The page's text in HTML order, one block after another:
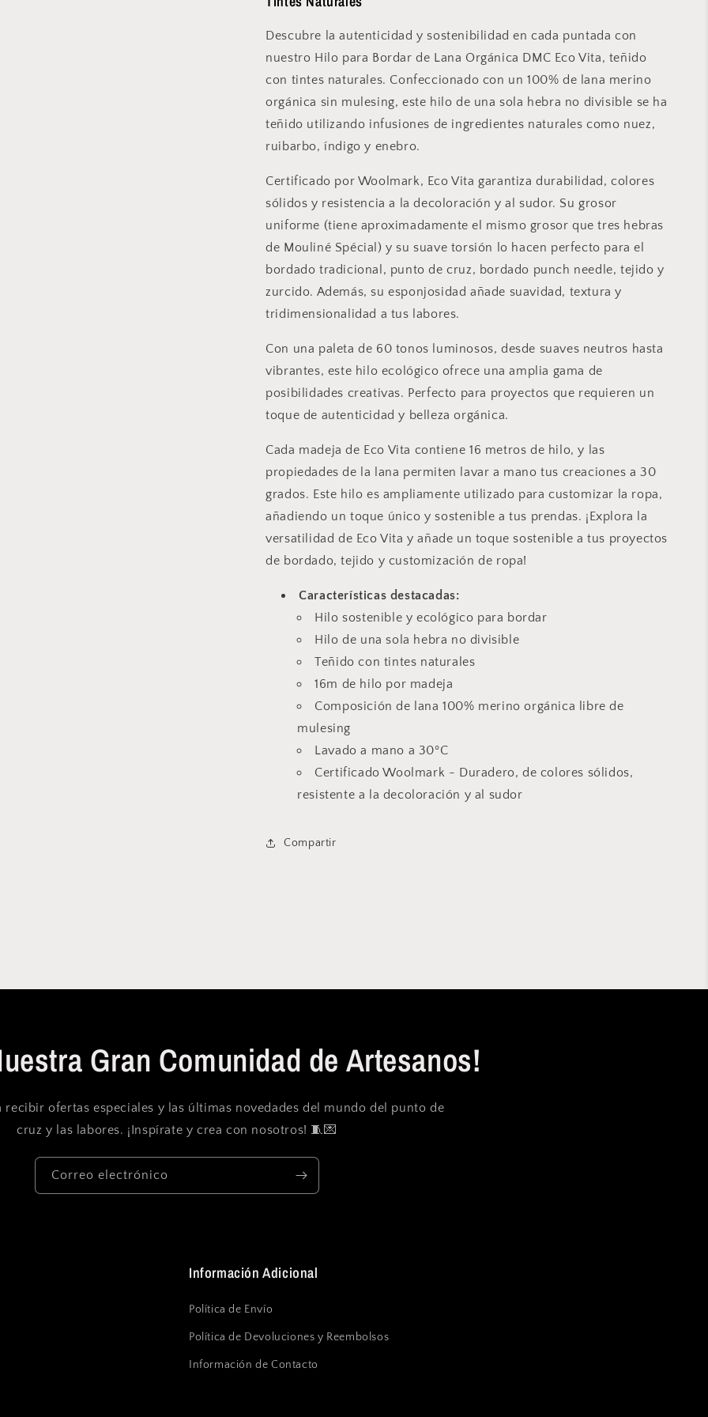
Descubre la autenticidad y sostenibilidad en cada puntada con
nuestro Hilo para Bordar de Lana Orgánica DMC Eco Vita, teñido
con tintes naturales. Confeccionado con un 100% de lana merino
orgánica sin mulesing, este hilo de una sola hebra no divisible se ha
teñido utilizando infusiones de ingredientes naturales como nuez,
ruibarbo, índigo y enebro.
Certificado por Woolmark, Eco Vita garantiza durabilidad, colores
sólidos y resistencia a la decoloración y al sudor. Su grosor
uniforme (tiene aproximadamente el mismo grosor que tres hebras
de Mouliné Spécial) y su suave torsión lo hacen perfecto para el
bordado tradicional, punto de cruz, bordado punch needle, tejido y
zurcido. Además, su esponjosidad añade suavidad, textura y
tridimensionalidad a tus labores.
Con una paleta de 60 tonos luminosos, desde suaves neutros hasta
vibrantes, este hilo ecológico ofrece una amplia gama de
posibilidades creativas. Perfecto para proyectos que requieren un
toque de autenticidad y belleza orgánica.
Cada madeja de Eco Vita contiene 16 metros de hilo, y las
propiedades de la lana permiten lavar a mano tus creaciones a 30
grados. Este hilo es ampliamente utilizado para customizar la ropa,
añadiendo un toque único y sostenible a tus prendas. ¡Explora la
versatilidad de Eco Vita y añade un toque sostenible a tus proyectos
de bordado, tejido y customización de ropa!
Características destacadas:
Hilo sostenible y ecológico para bordar
Hilo de una sola hebra no divisible
Teñido con tintes naturales
16m de hilo por madeja
Composición de lana 100% merino orgánica libre de
mulesing
Lavado a mano a 30ºC
Certificado Woolmark - Duradero, de colores sólidos,
resistente a la decoloración y al sudor
Compartir
Gran Comunidad de Artesanos!
recibir ofertas especiales y las últimas novedades del mundo del punto de
cruz y las labores. ¡Inspírate y crea con nosotros! 🧵💌
Correo electrónico
Información Adicional
Política de Envío
Política de Devoluciones y Reembolsos
Información de Contacto